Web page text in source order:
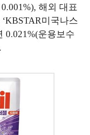
해외 대표
미국나스
0.021%(운용보수